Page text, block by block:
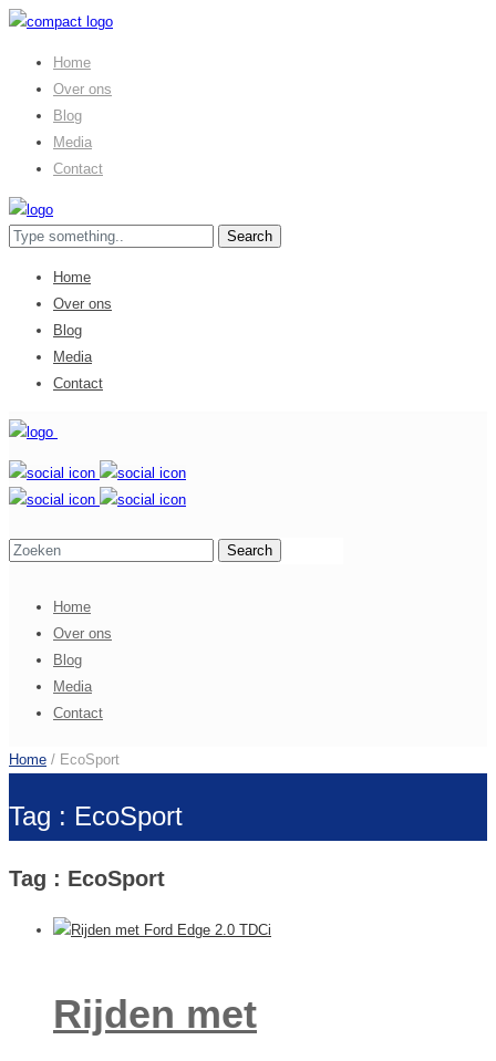
Home
Over ons
Blog
Media
Contact
Home
Over ons
Blog
Media
Contact
Home
Over ons
Blog
Media
Contact
Home / EcoSport
Tag : EcoSport
Tag : EcoSport
Rijden met